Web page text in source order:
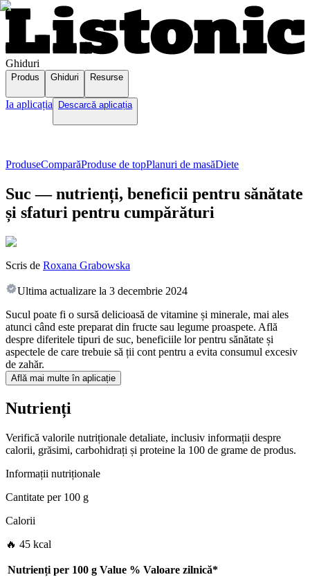
Ghiduri
Produs Ghiduri Resurse
Ia aplicația Descarcă aplicația
ProduseComparăProduse de topPlanuri de masăDiete
Suc — nutrienți, beneficii pentru sănătate
și sfaturi pentru cumpărături
Scris de Roxana Grabowska
Ultima actualizare la 3 decembrie 2024
Sucul poate fi o sursă delicioasă de vitamine și minerale, mai ales
atunci când este preparat din fructe sau legume proaspete. Află
despre diferitele tipuri de suc, beneficiile lor pentru sănătate și
aspectele de care trebuie să ții cont pentru a evita consumul excesiv
de zahăr.
Află mai multe în aplicație
Nutrienți
Verifică valorile nutriționale detaliate, inclusiv informații despre
calorii, grăsimi, carbohidrați și proteine la 100 de grame de produs.
Informații nutriționale
Cantitate per100 g
Calorii
🔥 45 kcal
Nutrienți per 100 g Value % Valoare zilnică*